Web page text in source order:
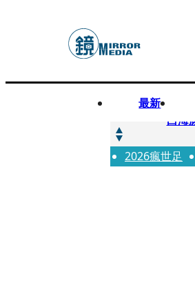
最新
快訊
白海
快訊
2026瘋世足